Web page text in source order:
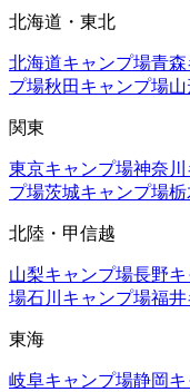
北海道・東北
北海道キャンプ場青森
プ場秋田 キャンプ場
関東
東京キャンプ場神奈川
プ場茨城キャンプ場栃
北陸・甲信越
山梨キャンプ場長野
場石川 キャンプ場福井
東海
岐阜キャンプ場静岡